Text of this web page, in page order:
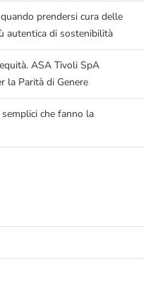
prendersi cura delle
autentica di sostenibilità
ASA Tivoli SpA
la Parità di Genere
che fanno la